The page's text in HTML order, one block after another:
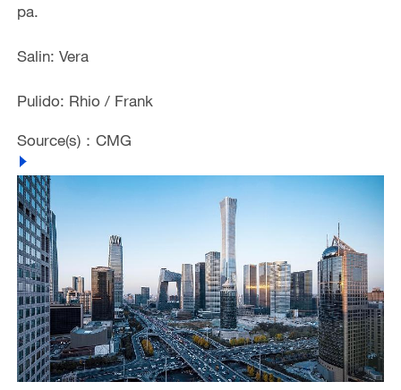
pa.
Salin: Vera
Pulido: Rhio / Frank
Source(s)：CMG